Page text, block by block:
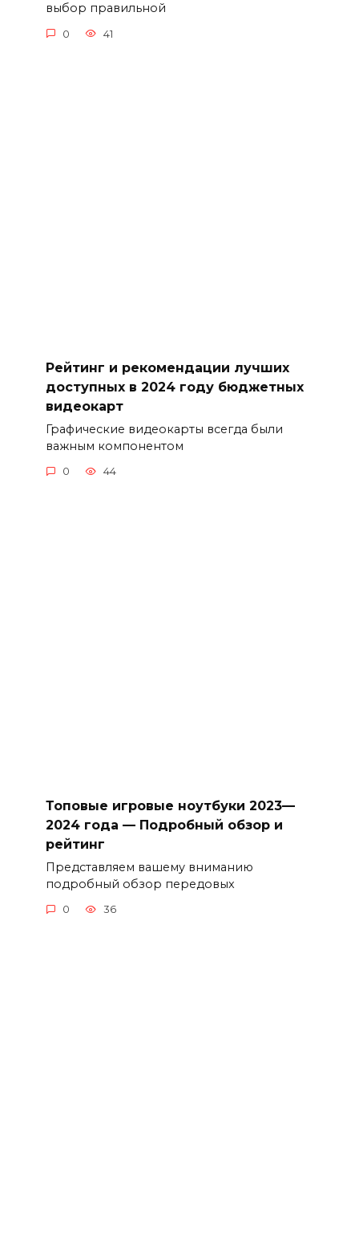
выбор правильной
0 41
Рейтинг и рекомендации лучших
доступных в 2024 году бюджетных
видеокарт
Графические видеокарты всегда были
важным компонентом
0 44
Топовые игровые ноутбуки 2023—
2024 года — Подробный обзор и
рейтинг
Представляем вашему вниманию
подробный обзор передовых
0 36